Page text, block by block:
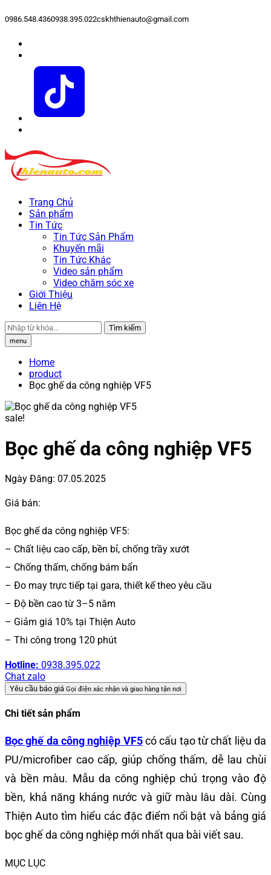
0986.548.4360938.395.022cskhthienauto@gmail.com
Trang Chủ
Sản phẩm
Tin Tức
Tin Tức Sản Phẩm
Khuyến mãi
Tin Tức Khác
Video sản phẩm
Video chăm sóc xe
Giới Thiệu
Liên Hệ
Tìm kiếm
menu
Home
product
Bọc ghế da công nghiệp VF5
sale!
Bọc ghế da công nghiệp VF5
Ngày Đăng: 07.05.2025
Giá bán:
Bọc ghế da công nghiệp VF5:
– Chất liệu cao cấp, bền bỉ, chống trầy xướt
– Chống thấm, chống bám bẩn
– Đo may trực tiếp tại gara, thiết kế theo yêu cầu
– Độ bền cao từ 3–5 năm
– Giảm giá 10% tại Thiện Auto
– Thi công trong 120 phút
Hotline: 0938.395.022
Chat zalo
Yêu cầu báo giá Gọi điện xác nhận và giao hàng tận nơi
Chi tiết sản phẩm
Bọc ghế da công nghiệp VF5có cấu tạo từ chất liệu da
PU/microfiber cao cấp, giúp chống thấm, dễ lau chùi
và bền màu. Mẫu da công nghiệp chú trọng vào độ
bền, khả năng kháng nước và giữ màu lâu dài. Cùng
Thiện Auto tìm hiểu các đặc điểm nổi bật và bảng giá
bọc ghế da công nghiệp mới nhất qua bài viết sau.
MỤC LỤC